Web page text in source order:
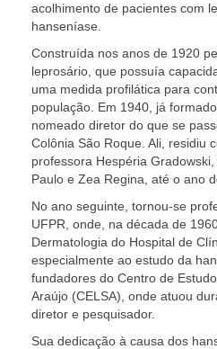
acolhimento de pacientes com
hanseníase.
Construída nos anos de 1920
leprosário, que possuía
uma medida profilática para
população. Em 1940, já
nomeado diretor do que se
Colônia São Roque. Ali, residiu
professora Hespéria
Paulo e Zea Regina, até o ano
No ano seguinte, tornou-se
UFPR, onde, na década de
Dermatologia do Hospital de
especialmente ao estudo da
fundadores do Centro de
Araújo (CELSA), onde atuou
diretor e pesquisador.
Sua dedicação à causa dos